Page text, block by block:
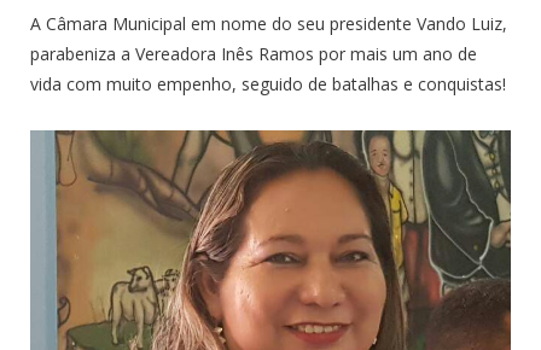
A Câmara Municipal em nome do seu presidente Vando Luiz,
parabeniza a Vereadora Inês Ramos por mais um ano de
vida com muito empenho, seguido de batalhas e conquistas!